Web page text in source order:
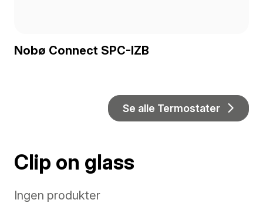
Nobø Connect SPC-IZB
Se alle Termostater
Clip on glass
Ingen produkter